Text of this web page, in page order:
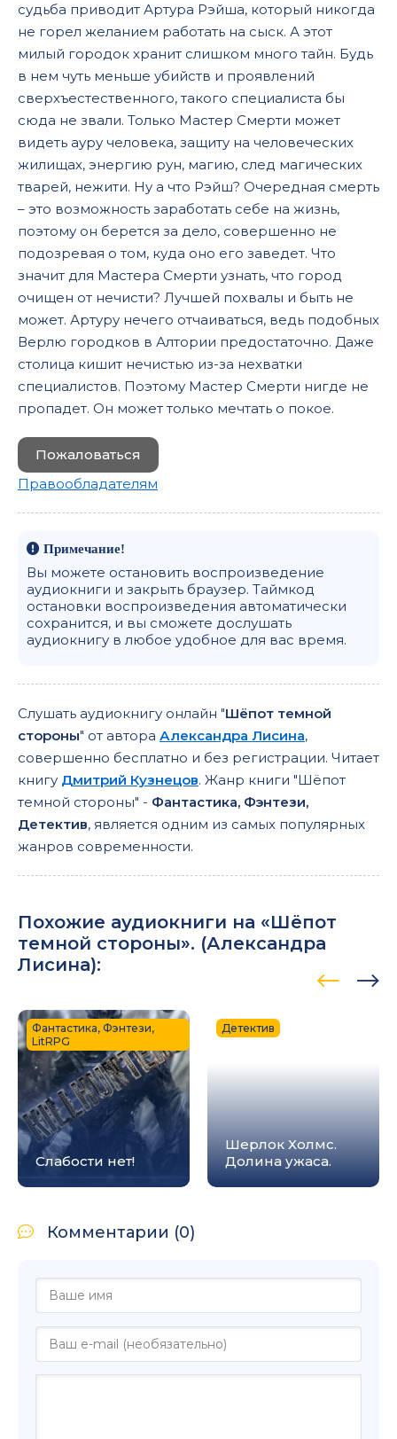
судьба приводит Артура Рэйша, который никогда
не горел желанием работать на сыск. А этот
милый городок хранит слишком много тайн. Будь
в нем чуть меньше убийств и проявлений
сверхъестественного, такого специалиста бы
сюда не звали. Только Мастер Смерти может
видеть ауру человека, защиту на человеческих
жилищах, энергию рун, магию, след магических
тварей, нежити. Ну а что Рэйш? Очередная смерть
– это возможность заработать себе на жизнь,
поэтому он берется за дело, совершенно не
подозревая о том, куда оно его заведет. Что
значит для Мастера Смерти узнать, что город
очищен от нечисти? Лучшей похвалы и быть не
может. Артуру нечего отчаиваться, ведь подобных
Верлю городков в Алтории предостаточно. Даже
столица кишит нечистью из-за нехватки
специалистов. Поэтому Мастер Смерти нигде не
пропадет. Он может только мечтать о покое.
Пожаловаться
Правообладателям
Примечание!
Вы можете остановить воспроизведение
аудиокниги и закрыть браузер. Таймкод
остановки воспроизведения автоматически
сохранится, и вы сможете дослушать
аудиокнигу в любое удобное для вас время.
Слушать аудиокнигу онлайн "Шёпот темной
стороны" от автора Александра Лисина,
совершенно бесплатно и без регистрации. Читает
книгу Дмитрий Кузнецов. Жанр книги "Шёпот
темной стороны" - Фантастика, Фэнтези,
Детектив, является одним из самых популярных
жанров современности.
Похожие аудиокниги на «Шёпот
темной стороны». (Александра
Лисина):
Слабости нет!
Фантастика, Фэнтези,
LitRPG
Шерлок Холмс.
Долина ужаса.
Детектив
Комментарии (0)